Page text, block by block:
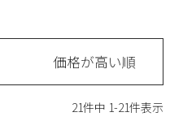
価格が高い順
21件中 1-21件表示